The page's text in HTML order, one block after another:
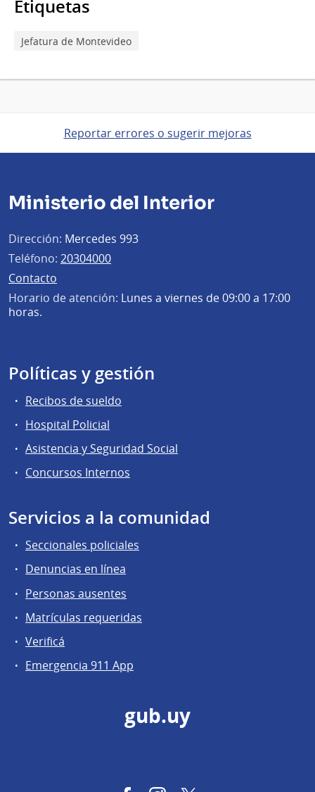
Etiquetas
Jefatura de Montevideo
Reportar errores o sugerir mejoras
Ministerio del Interior
Dirección: Mercedes 993
Teléfono: 20304000
Contacto
Horario de atención: Lunes a viernes de 09:00 a 17:00
horas.
Políticas y gestión
Recibos de sueldo
Hospital Policial
Asistencia y Seguridad Social
Concursos Internos
Servicios a la comunidad
Seccionales policiales
Denuncias en línea
Personas ausentes
Matrículas requeridas
Verificá
Emergencia 911 App
gub.uy